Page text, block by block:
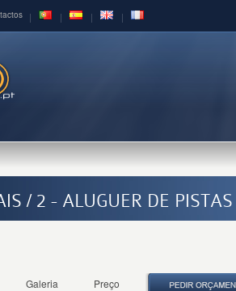
/ 2 - ALUGUER DE
Galeria Preço